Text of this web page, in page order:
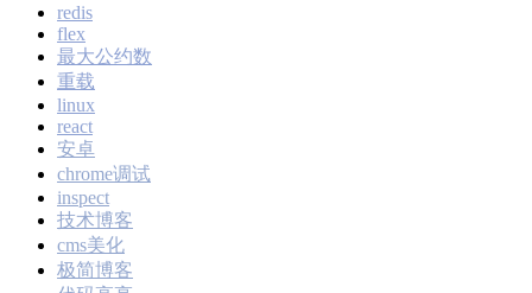
redis
flex
最大公约数
重载
linux
react
安卓
chrome调试
inspect
技术博客
cms美化
极简博客